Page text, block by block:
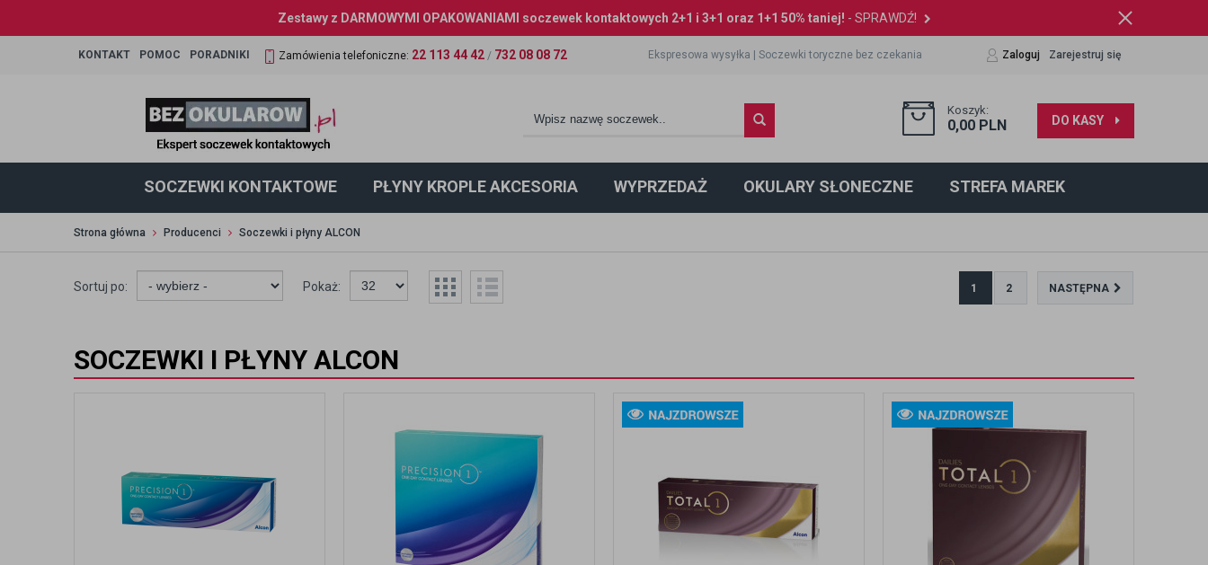
Zestawy z DARMOWYMI OPAKOWANIAMI soczewek kontaktowych 2+1 i 3+1 oraz 1+1 50% taniej! - SPRAWDŹ!
KONTAKT POMOC PORADNIKI Zamówienia telefoniczne: 22 113 44 42 / 732 08 08 72 Ekspresowa wysyłka |Soczewki toryczne bez czekania Zaloguj Zarejestruj się
Koszyk:
0,00 PLN DO KASY
SOCZEWKI KONTAKTOWE PŁYNY KROPLE AKCESORIA WYPRZEDAŻ OKULARY SŁONECZNE STREFA MAREK
Strona główna Producenci Soczewki i płyny ALCON
Sortuj po: Pokaż: 1 2 NASTĘPNA
SOCZEWKI I PŁYNY ALCON